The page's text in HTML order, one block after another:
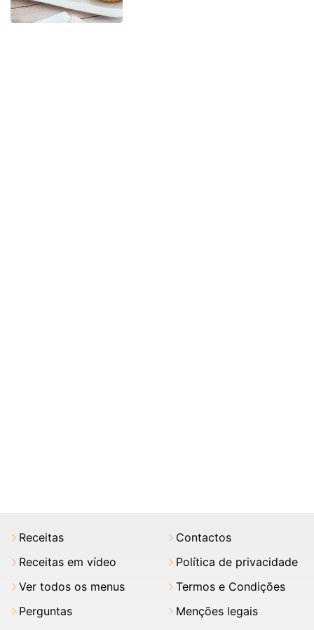
Receitas
Receitas em vídeo
Ver todos os menus
Perguntas
Contactos
Política de privacidade
Termos e Condições
Menções legais